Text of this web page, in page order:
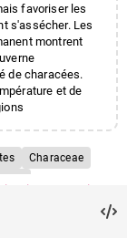
favoriser les
s'assécher. Les
montrent
de characées.
et de
Characeae
du sol
instituts
Institut
de